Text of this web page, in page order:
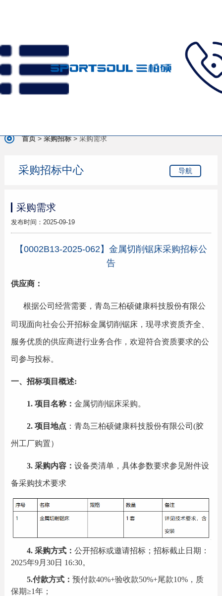
首页>采购招标>采购需求
采购招标中心 导航
采购需求
发布时间：2025-09-19
【0002B13-2025-062】金属切削锯床采购招标公
告
供应商：
根据公司经营需要，青岛三柏硕健康科技股份有限公
司现面向社会公开招标金属切削锯床，现寻求资质齐全、
服务优质的供应商进行业务合作，欢迎符合资质要求的公
司参与投标。
一、招标项目概述:
1. 项目名称： 金属切削锯床采购。
2. 项目地点 ：青岛三柏硕健康科技股份有限公司 (胶
州 工厂购置）
3. 采购内容： 设备类清单，具体参数要求参见附件设
备采购技术要求
4. 采购方式： 公开招标或邀请招标；招标截止日期：
2025年9月 30日 16:30。
5.付款方式： 预付款40%+验收款50%+尾款10%， 质
保期≥1年；